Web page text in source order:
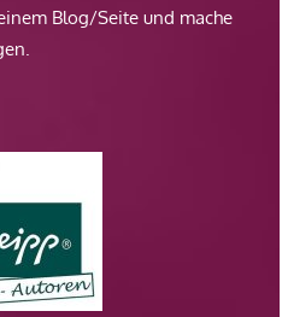
Blog/Seite und mache